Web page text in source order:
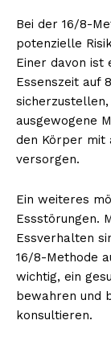
Bei der 16/8-
potenzielle
Einer davon ist
Essenszeit auf
ausgewogene
den Körper mit
versorgen.
Ein weiteres
Essstörungen.
Essverhalten
16/8-Methode
wichtig, ein
bewahren und
konsultieren.